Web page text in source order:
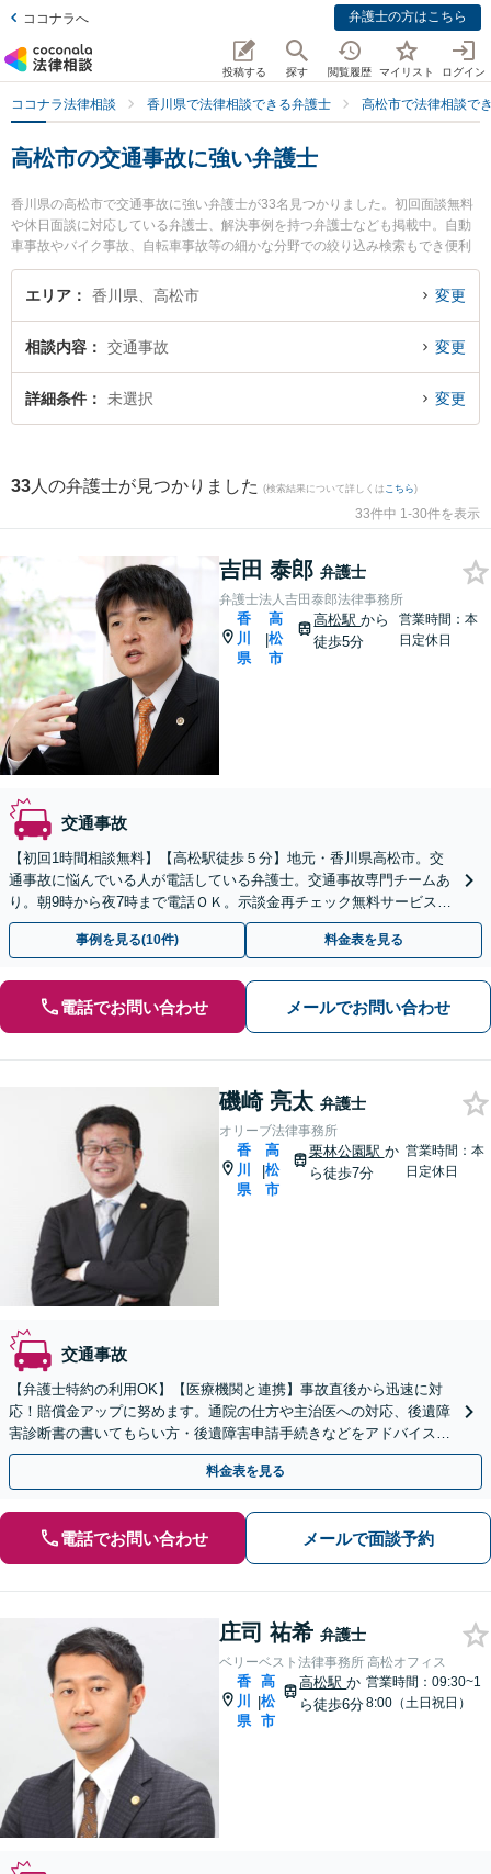
ココナラへ 弁護士の方はこちら
投稿する 探す 閲覧履歴 マイリスト ログイン
ココナラ法律相談 香川県で法律相談できる弁護士 高松市で法律相談で
高松市の交通事故に強い弁護士
香川県の高松市で交通事故に強い弁護士が33名見つかりました。初回面談無料
や休日面談に対応している弁護士、解決事例を持つ弁護士なども掲載中。自動
車事故やバイク事故、自転車事故等の細かな分野での絞り込み検索もでき便利
です。特に弁護士法人吉田泰郎法律事務所の吉田 泰郎弁護士やオリーブ法律事
務所の磯崎 亮太弁護士、ベリーベスト法律事務所 高松オフィスの庄司 祐希弁
い』『交通事故のトラブル解決の実績豊富な近くの弁護士を検索したい』『初
回相談無料で交通事故を法律相談できる高松市内の弁護士に相談予約したい』
などでお困りの相談者さんにおすすめです。
エリア 香川県、高松市 変更
相談内容 交通事故 変更
詳細条件 未選択 変更
33 人の弁護士が見つかりました (検索結果について詳しくは こちら)
33件中 1-30件を表示
吉田 泰郎 弁護士
弁護士法人吉田泰郎法律事務所
香
川
県
|
高
松
市
高松駅から
徒歩5分
営業時間：本
日定休日
交通事故
【初回1時間相談無料】【高松駅徒歩５分】地元・香川県高松市。交
通事故に悩んでいる人が電話している弁護士。交通事故専門チームあ
り。朝9時から夜7時まで電話ＯＫ。示談金再チェック無料サービスあ
り。後遺障害の認定手続き対応。話しやすい弁護士。
事例を見る(10件) 料金表を見る
電話でお問い合わせ メールでお問い合わせ
磯崎 亮太 弁護士
オリーブ法律事務所
香
川
県
|
高
松
市
栗林公園駅 か
ら徒歩7分
営業時間：本
日定休日
交通事故
【弁護士特約の利用OK】【医療機関と連携】事故直後から迅速に対
応！賠償金アップに努めます。通院の仕方や主治医への対応、後遺障
害診断書の書いてもらい方・後遺障害申請手続きなどをアドバイスい
たします【電話・LINE・Web面談可】【駐車場あり】
料金表を見る
電話でお問い合わせ メールで面談予約
庄司 祐希 弁護士
ベリーベスト法律事務所 高松オフィス
香
川
県
|
高
松
市
高松駅か
ら徒歩6分
営業時間：09:30~1
8:00（土日祝日）